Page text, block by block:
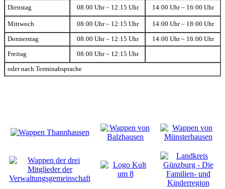
Dienstag 08:00 Uhr – 12:15 Uhr 14:00 Uhr – 16:00 Uhr
Mittwoch 08:00 Uhr – 12:15 Uhr 14:00 Uhr – 18:00 Uhr
Donnerstag 08:00 Uhr – 12:15 Uhr 14:00 Uhr – 16:00 Uhr
Freitag 08:00 Uhr – 12:15 Uhr
oder nach Terminabsprache